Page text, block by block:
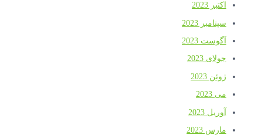
اکتبر 2023
سپتامبر 2023
آگوست 2023
جولای 2023
ژوئن 2023
می 2023
آوریل 2023
مارس 2023